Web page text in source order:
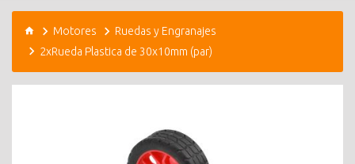
Motores
Ruedas y Engranajes
2xRueda Plastica de 30x10mm (par)